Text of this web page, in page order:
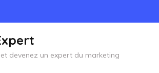
devenez un expert du marketing